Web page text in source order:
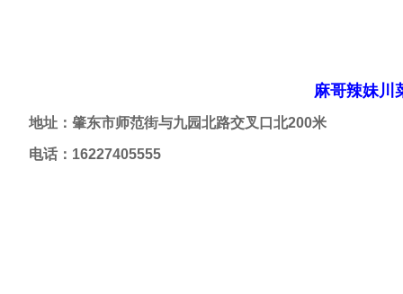
麻哥辣妹川
地址：肇东市师范街与九园北路交叉口北200米
电话：16227405555